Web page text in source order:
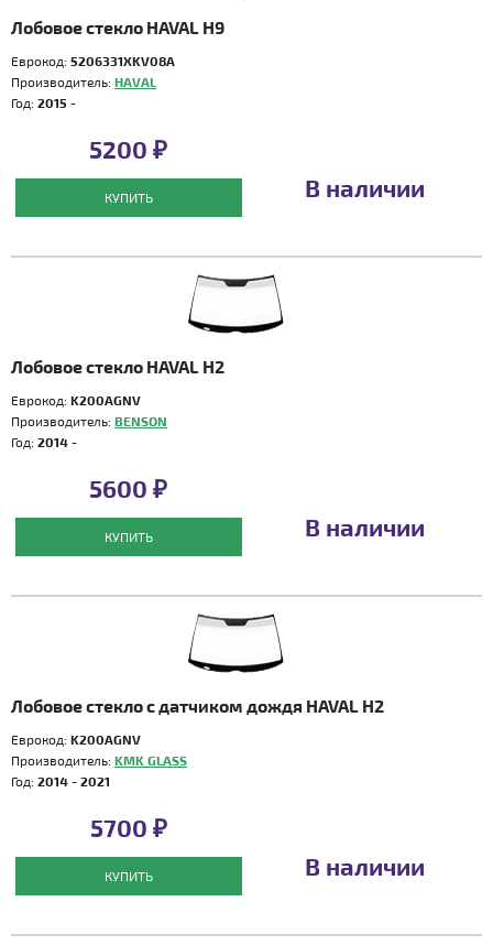
Лобовое стекло HAVAL H9
Еврокод: 5206331XKV08A
Производитель: HAVAL
Год: 2015 -
5200 ₽
КУПИТЬ В наличии
Лобовое стекло HAVAL H2
Еврокод: K200AGNV
Производитель: BENSON
Год: 2014 -
5600 ₽
КУПИТЬ В наличии
Лобовое стекло с датчиком дождя HAVAL H2
Еврокод: K200AGNV
Производитель: KMK GLASS
Год: 2014 - 2021
5700 ₽
КУПИТЬ В наличии